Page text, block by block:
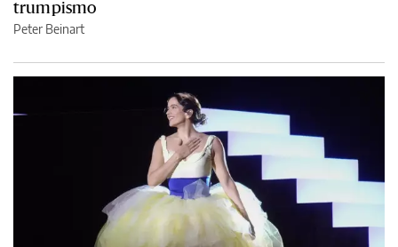
trumpismo
Peter Beinart